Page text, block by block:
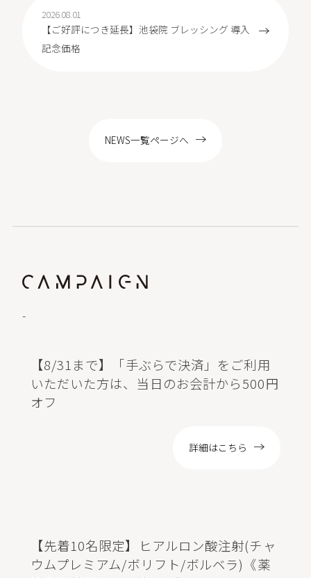
2026.08.01
【ご好評につき延長】池袋院 ブレッシング 導入
記念価格
NEWS一覧ページへ
-
【8/31まで】「手ぶらで決済」をご利用
いただいた方は、当日のお会計から500円
オフ
詳細はこちら
【先着10名限定】ヒアルロン酸注射(チャ
ウムプレミアム/ボリフト/ボルベラ)《薬